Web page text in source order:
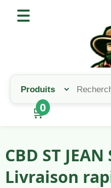
🛒
0
CBD ST JEAN
Livraison